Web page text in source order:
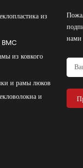
из
из ковкого
и рамы люков
и
нами